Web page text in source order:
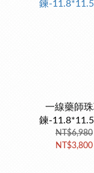
一線藥師珠
鍊-
NT$6,980
NT$3,800